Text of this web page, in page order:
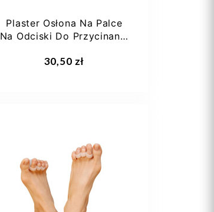
Plaster Osłona Na Palce
Na Odciski Do Przycinania
30,50 zł